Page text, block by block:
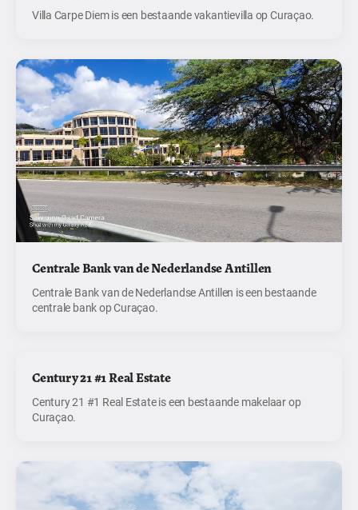
Villa Carpe Diem is een bestaande vakantievilla op Curaçao.
Centrale Bank van de Nederlandse Antillen
Centrale Bank van de Nederlandse Antillen is een bestaande
centrale bank op Curaçao.
Century 21 #1 Real Estate
Century 21 #1 Real Estate is een bestaande makelaar op
Curaçao.